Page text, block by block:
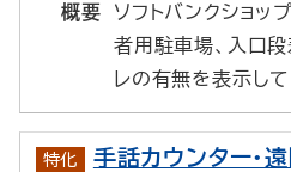
概要
ソフトバンクショッ
者用駐車場、入口
レの有無を表示して
特化 手話カウンター・